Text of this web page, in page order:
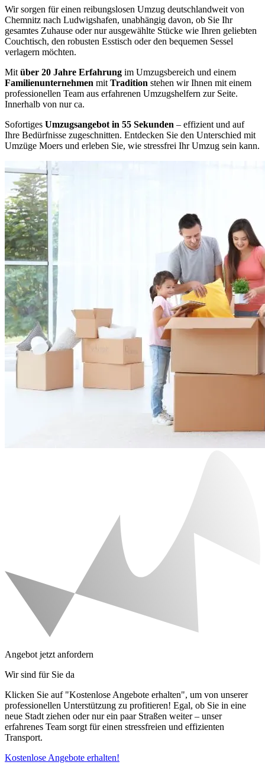
Wir sorgen für einen reibungslosen Umzug deutschlandweit von
Chemnitz nach Ludwigshafen, unabhängig davon, ob Sie Ihr
gesamtes Zuhause oder nur ausgewählte Stücke wie Ihren geliebten
Couchtisch, den robusten Esstisch oder den bequemen Sessel
verlagern möchten.
Mit über 20 Jahre Erfahrung im Umzugsbereich und einem
Familienunternehmen mit Tradition stehen wir Ihnen mit einem
professionellen Team aus erfahrenen Umzugshelfern zur Seite.
Innerhalb von nur ca.
Sofortiges Umzugsangebot in 55 Sekunden – effizient und auf
Ihre Bedürfnisse zugeschnitten. Entdecken Sie den Unterschied mit
Umzüge Moers und erleben Sie, wie stressfrei Ihr Umzug sein kann.
Angebot jetzt anfordern
Wir sind für Sie da
Klicken Sie auf "Kostenlose Angebote erhalten", um von unserer
professionellen Unterstützung zu profitieren! Egal, ob Sie in eine
neue Stadt ziehen oder nur ein paar Straßen weiter – unser
erfahrenes Team sorgt für einen stressfreien und effizienten
Transport.
Kostenlose Angebote erhalten!